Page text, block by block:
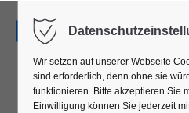
Wir setzen auf unserer Webseite
sind erforderlich, denn ohne sie
funktionieren. Bitte akzeptieren Sie
Einwilligung können Sie jederzeit